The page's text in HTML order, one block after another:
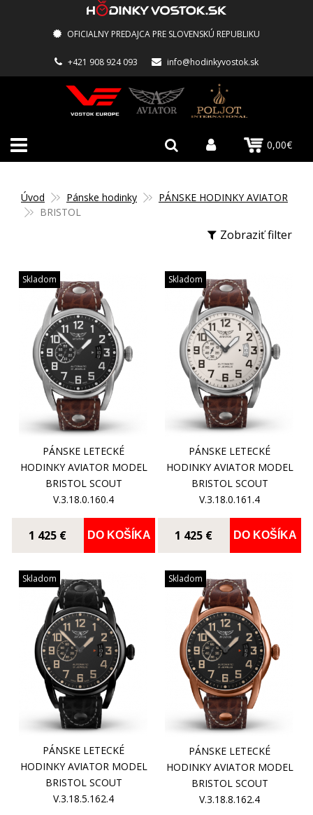
OFICIALNY PREDAJCA PRE SLOVENSKÚ REPUBLIKU
+421 908 924 093 info@hodinkyvostok.sk
0,00€
Úvod Pánske hodinky
PÁNSKE HODINKY AVIATOR
BRISTOL
Zobraziť filter
Skladom
PÁNSKE LETECKÉ
HODINKY AVIATOR MODEL
BRISTOL SCOUT
V.3.18.0.160.4
1 425 € DO KOŠÍKA
Skladom
PÁNSKE LETECKÉ
HODINKY AVIATOR MODEL
BRISTOL SCOUT
V.3.18.0.161.4
1 425 € DO KOŠÍKA
Skladom
PÁNSKE LETECKÉ
HODINKY AVIATOR MODEL
BRISTOL SCOUT
V.3.18.5.162.4
Skladom
PÁNSKE LETECKÉ
HODINKY AVIATOR MODEL
BRISTOL SCOUT
V.3.18.8.162.4